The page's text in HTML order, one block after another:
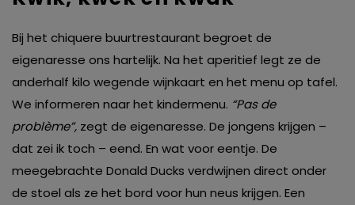
Bij het chiquere buurtrestaurant begroet de
eigenaresse ons hartelijk. Na het aperitief legt ze de
anderhalf kilo wegende wijnkaart en het menu op tafel.
We informeren naar het kindermenu. “Pas de
problème”, zegt de eigenaresse. De jongens krijgen –
dat zei ik toch – eend. En wat voor eentje. De
meegebrachte Donald Ducks verdwijnen direct onder
de stoel als ze het bord voor hun neus krijgen. Een